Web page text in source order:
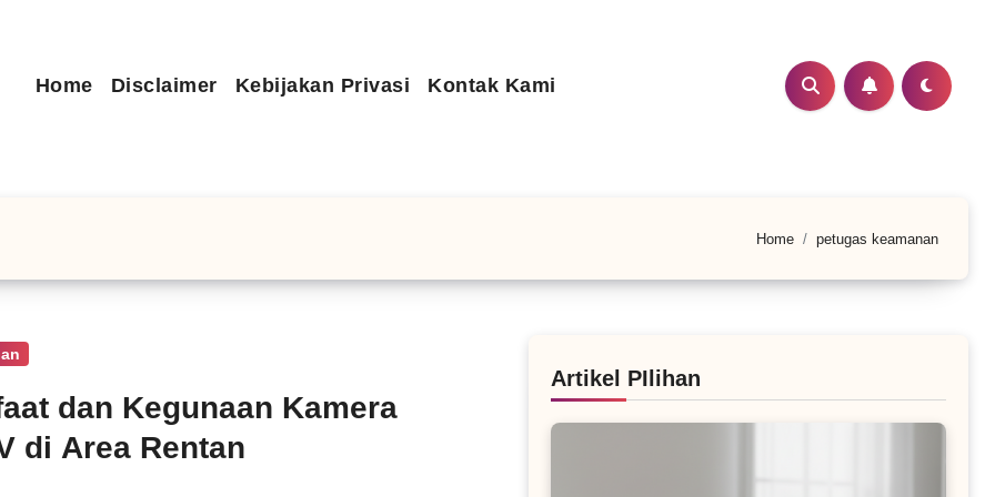
Home Disclaimer Kebijakan Privasi Kontak Kami
Home petugas keamanan
dan Kegunaan Kamera
di Area Rentan
Artikel PIlihan